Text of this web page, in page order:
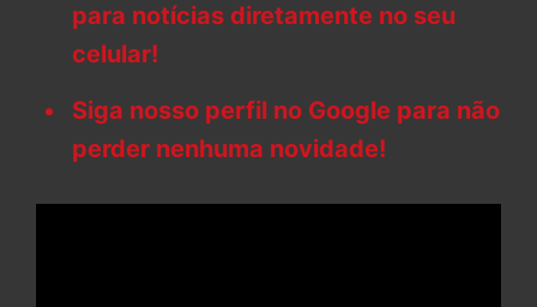
para notícias diretamente no seu
celular!
Siga nosso perfil no Google para não
perder nenhuma novidade!